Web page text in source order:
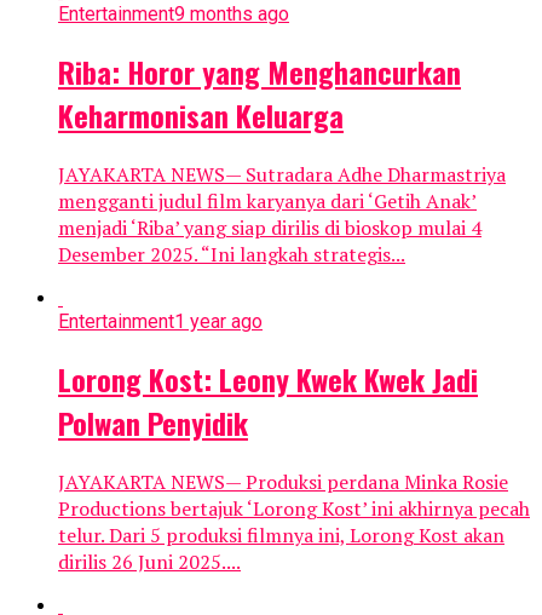
Entertainment9 months ago
Riba: Horor yang Menghancurkan
Keharmonisan Keluarga
JAYAKARTA NEWS— Sutradara Adhe Dharmastriya
mengganti judul film karyanya dari ‘Getih Anak’
menjadi ‘Riba’ yang siap dirilis di bioskop mulai 4
Desember 2025. “Ini langkah strategis...
Entertainment1 year ago
Lorong Kost: Leony Kwek Kwek Jadi
Polwan Penyidik
JAYAKARTA NEWS— Produksi perdana Minka Rosie
Productions bertajuk ‘Lorong Kost’ ini akhirnya pecah
telur. Dari 5 produksi filmnya ini, Lorong Kost akan
dirilis 26 Juni 2025....